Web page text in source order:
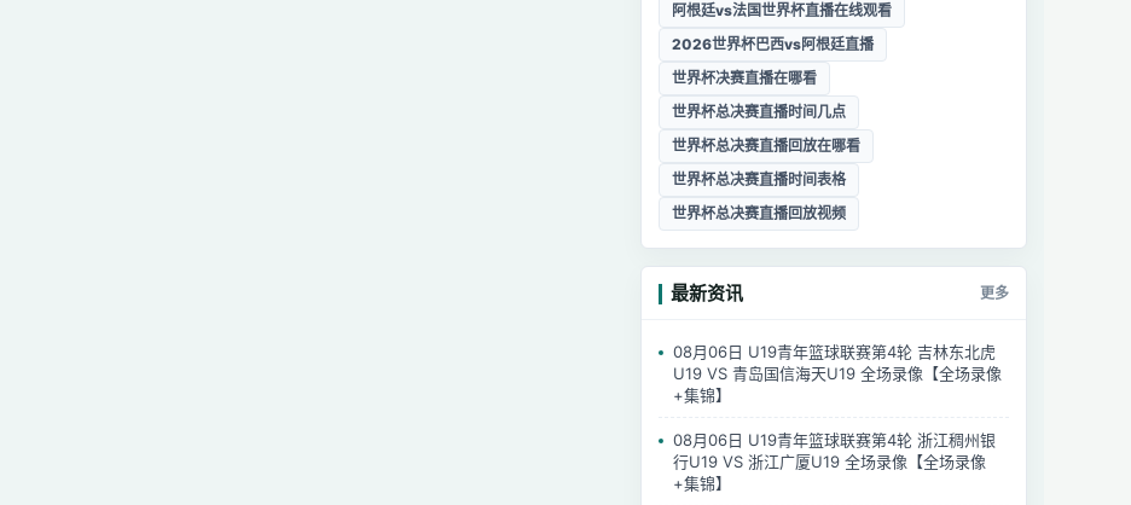
阿根廷vs法国世界杯直播在线观看
2026世界杯巴西vs阿根廷直播
世界杯决赛直播在哪看
世界杯总决赛直播时间几点
世界杯总决赛直播回放在哪看
世界杯总决赛直播时间表格
世界杯总决赛直播回放视频
最新资讯 更多
08月06日 U19青年篮球联赛第4轮 吉林东北虎
U19 VS 青岛国信海天U19 全场录像【全场录像
+集锦】
08月06日 U19青年篮球联赛第4轮 浙江稠州银
行U19 VS 浙江广厦U19 全场录像【全场录像
+集锦】